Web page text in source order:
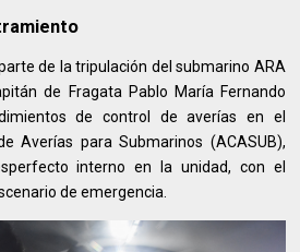
de la tripulación del submarino ARA
de Fragata Pablo María Fernando
de control de averías en el
Averías para Submarinos (ACASUB),
interno en la unidad, con el
de emergencia.